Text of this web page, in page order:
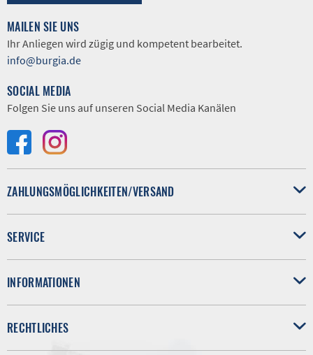
MAILEN SIE UNS
Ihr Anliegen wird zügig und kompetent bearbeitet.
info@burgia.de
SOCIAL MEDIA
Folgen Sie uns auf unseren Social Media Kanälen
ZAHLUNGSMÖGLICHKEITEN/VERSAND
SERVICE
INFORMATIONEN
RECHTLICHES